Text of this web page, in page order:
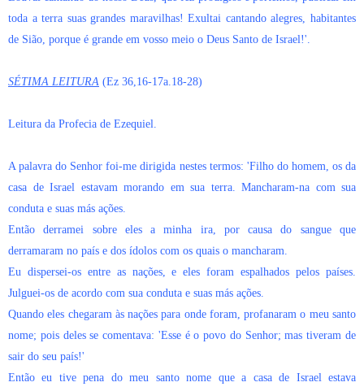
toda a terra suas grandes maravilhas! Exultai cantando alegres, habitantes
de Sião, porque é grande em vosso meio o Deus Santo de Israel!'.
SÉTIMA LEITURA (Ez 36,16-17a.18-28)
Leitura da Profecia de Ezequiel.
A palavra do Senhor foi-me dirigida nestes termos: 'Filho do homem, os da
casa de Israel estavam morando em sua terra. Mancharam-na com sua
conduta e suas más ações.
Então derramei sobre eles a minha ira, por causa do sangue que
derramaram no país e dos ídolos com os quais o mancharam.
Eu dispersei-os entre as nações, e eles foram espalhados pelos países.
Julguei-os de acordo com sua conduta e suas más ações.
Quando eles chegaram às nações para onde foram, profanaram o meu santo
nome; pois deles se comentava: 'Esse é o povo do Senhor; mas tiveram de
sair do seu país!'
Então eu tive pena do meu santo nome que a casa de Israel estava